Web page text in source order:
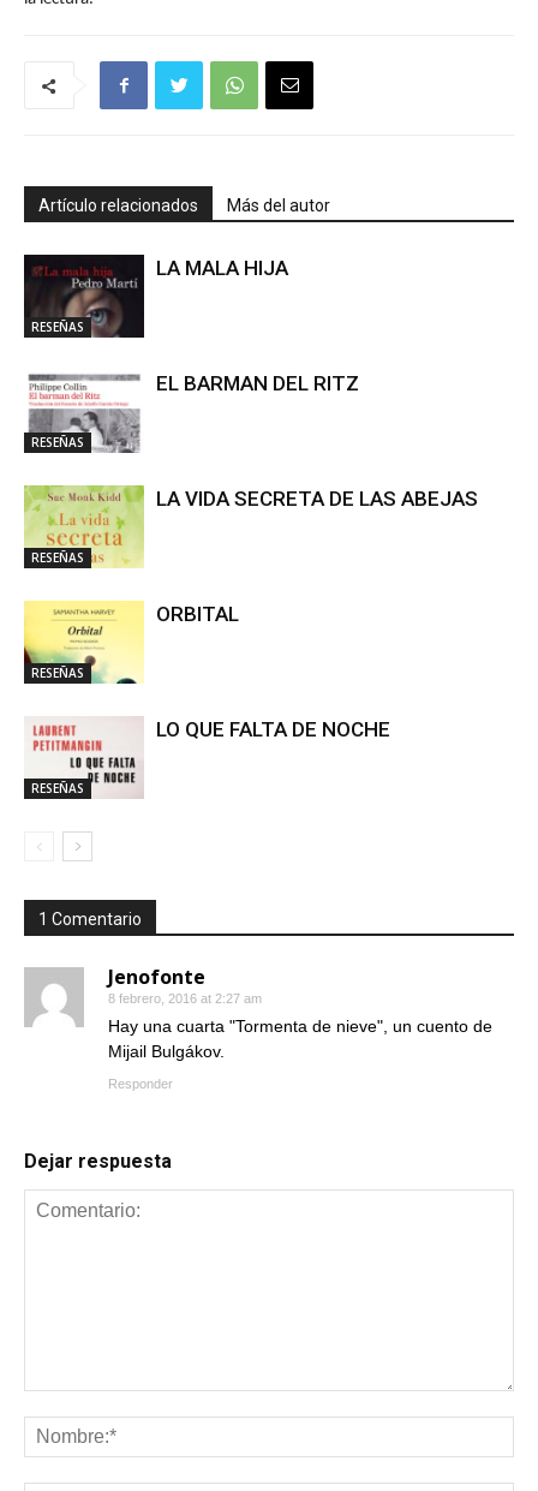
Artículo relacionados Más del autor
RESEÑAS
LA MALA HIJA
RESEÑAS
EL BARMAN DEL RITZ
RESEÑAS
LA VIDA SECRETA DE LAS ABEJAS
RESEÑAS
ORBITAL
RESEÑAS
LO QUE FALTA DE NOCHE
1 Comentario
Jenofonte
8 febrero, 2016 at 2:27 am
Hay una cuarta "Tormenta de nieve", un cuento de
Mijail Bulgákov.
Responder
Dejar respuesta